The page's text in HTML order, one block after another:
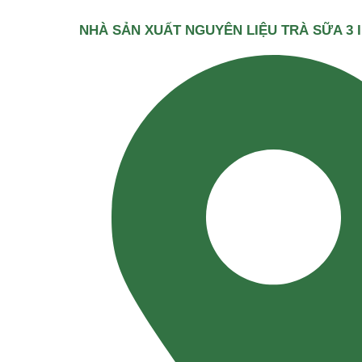
NHÀ SẢN XUẤT NGUYÊN LIỆU TRÀ SỮA 3